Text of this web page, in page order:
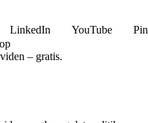
LinkedIn YouTube
– gratis.